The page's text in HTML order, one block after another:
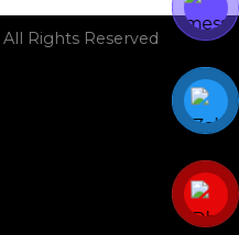
All Rights Reserved